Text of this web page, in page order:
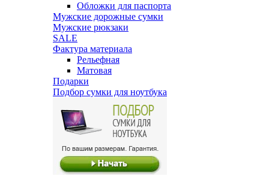
Обложки для паспорта
Мужские дорожные сумки
Мужские рюкзаки
SALE
Фактура материала
Рельефная
Матовая
Подарки
Подбор сумки для ноутбука